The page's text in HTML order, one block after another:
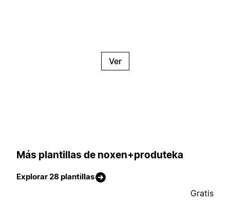
Ver
Más plantillas de noxen+produteka
Explorar 28 plantillas
Gratis